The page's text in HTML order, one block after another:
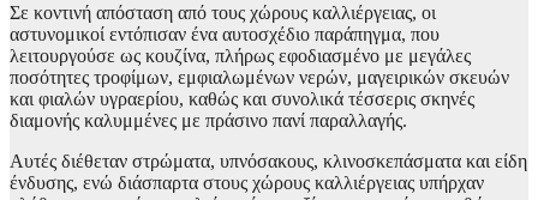
Σε κοντινή απόσταση από τους χώρους καλλιέργειας, οι
αστυνομικοί εντόπισαν ένα αυτοσχέδιο παράπηγμα, που
λειτουργούσε ως κουζίνα, πλήρως εφοδιασμένο με μεγάλες
ποσότητες τροφίμων, εμφιαλωμένων νερών, μαγειρικών σκευών
και φιαλών υγραερίου, καθώς και συνολικά τέσσερις σκηνές
διαμονής καλυμμένες με πράσινο πανί παραλλαγής.
Αυτές διέθεταν στρώματα, υπνόσακους, κλινοσκεπάσματα και είδη
ένδυσης, ενώ διάσπαρτα στους χώρους καλλιέργειας υπήρχαν